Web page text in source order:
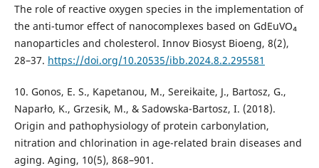
The role of reactive oxygen species in the implementation of
the anti-tumor effect of nanocomplexes based on GdEuVO₄
nanoparticles and cholesterol. Innov Biosyst Bioeng, 8(2),
28–37. https://doi.org/10.20535/ibb.2024.8.2.295581
10. Gonos, E. S., Kapetanou, M., Sereikaite, J., Bartosz, G.,
Naparło, K., Grzesik, M., & Sadowska-Bartosz, I. (2018).
Origin and pathophysiology of protein carbonylation,
nitration and chlorination in age-related brain diseases and
aging. Aging, 10(5), 868–901.